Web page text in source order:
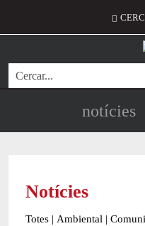
Cerca
notícies
Notícies
Totes | Ambiental |